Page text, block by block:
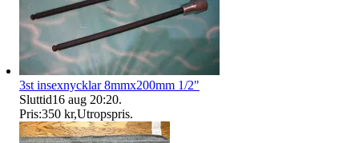
3st insexnycklar 8mmx200mm 1/2"
Sluttid16 aug 20:20.
Pris:350 kr,Utropspris.